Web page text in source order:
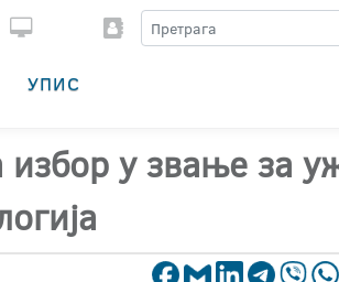
УПИС
избор у звање за